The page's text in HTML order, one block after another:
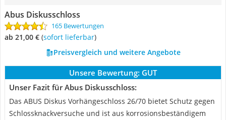
Abus Diskusschloss
165 Bewertungen
ab 21,00 € ( Sofort lieferbar)
Preisvergleich und weitere Angebote
Unsere Bewertung: GUT
Unser Fazit für Abus Diskusschloss:
Das ABUS Diskus Vorhängeschloss 26/70 bietet Schutz gegen
Schlossknackversuche und ist aus korrosionsbeständigem